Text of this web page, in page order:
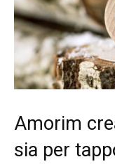
Amorim
sia per